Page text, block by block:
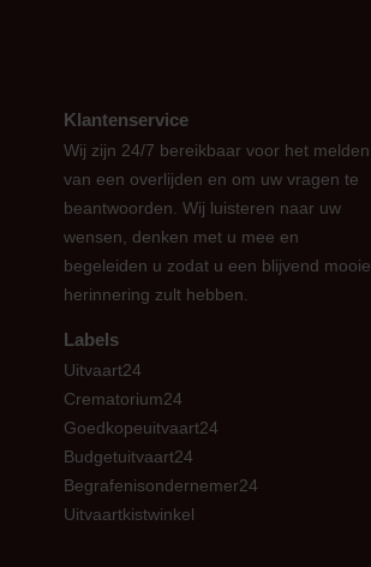
Klantenservice
Wij zijn 24/7 bereikbaar voor het melden
van een overlijden en om uw vragen te
beantwoorden. Wij luisteren naar uw
wensen, denken met u mee en
begeleiden u zodat u een blijvend mooie
herinnering zult hebben.
Labels
Uitvaart24
Crematorium24
Goedkopeuitvaart24
Budgetuitvaart24
Begrafenisondernemer24
Uitvaartkistwinkel